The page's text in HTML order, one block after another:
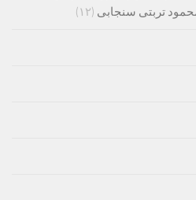
تربتی سنجابی (۱۲)